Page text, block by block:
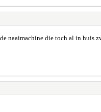
naaimachine die toch al in huis